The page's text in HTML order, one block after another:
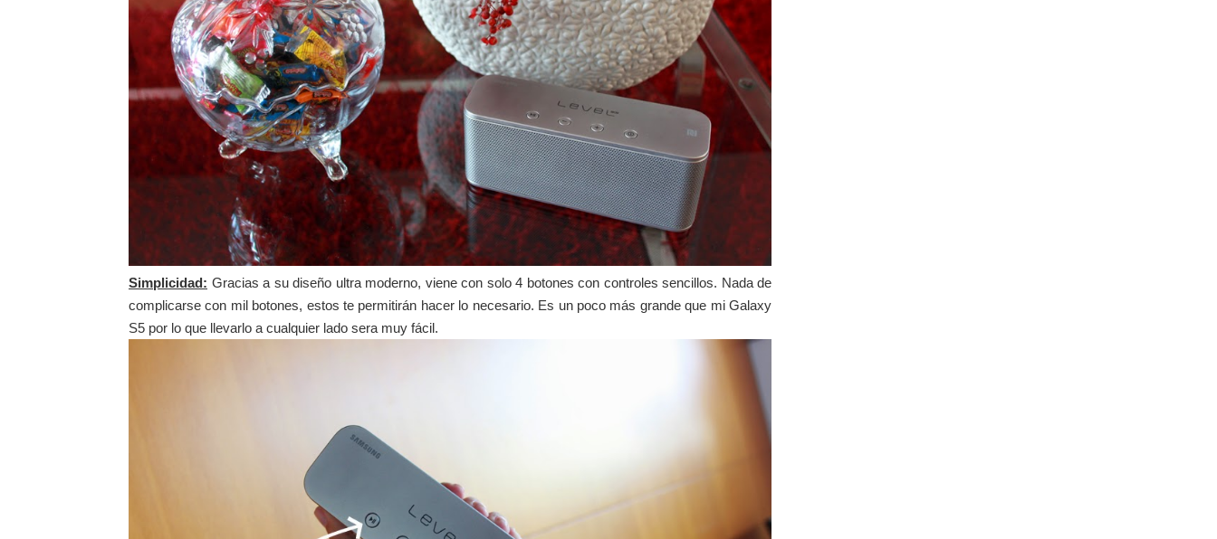
Simplicidad: Gracias a su diseño ultra moderno, viene con solo 4 botones con controles sencillos. Nada de
complicarse con mil botones, estos te permitirán hacer lo necesario. Es un poco más grande que mi Galaxy
S5 por lo que llevarlo a cualquier lado sera muy fácil.